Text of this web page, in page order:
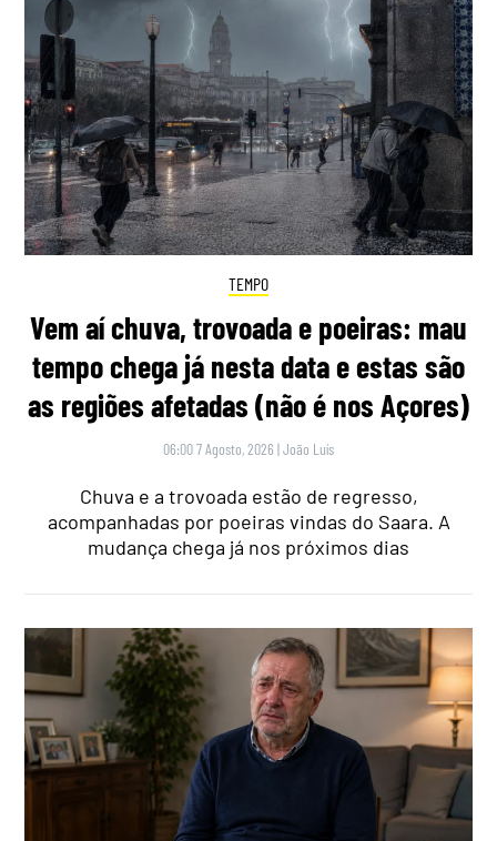
TEMPO
Vem aí chuva, trovoada e poeiras: mau
tempo chega já nesta data e estas são
as regiões afetadas (não é nos Açores)
06:00 7 Agosto, 2026 |João Luís
Chuva e a trovoada estão de regresso,
acompanhadas por poeiras vindas do Saara. A
mudança chega já nos próximos dias